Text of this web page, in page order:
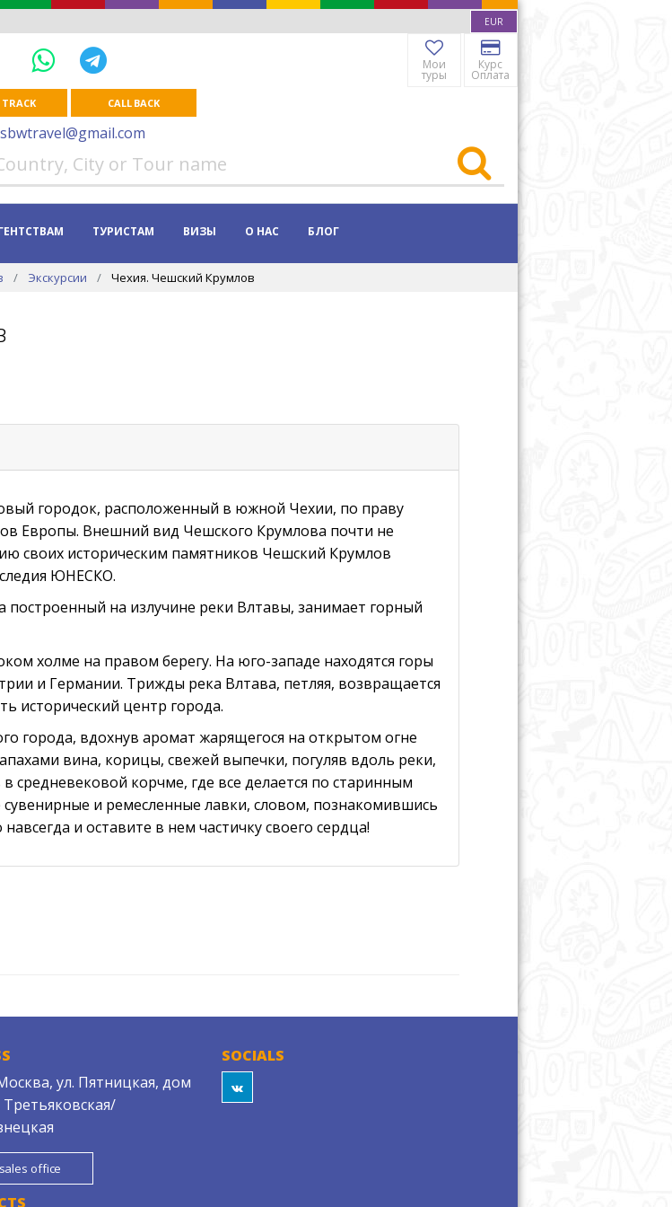
EUR
CALL BACK
Мои
туры
Курс
Оплата
ТУРИСТАМ ВИЗЫ О НАС БЛОГ
Экскурсии Чехия. Чешский Крумлов
городок, расположенный в южной Чехии, по праву
Европы. Внешний вид Чешского Крумлова почти не
своих историческим памятников Чешский Крумлов
ЮНЕСКО.
на излучине реки Влтавы, занимает горный
холме на правом берегу. На юго-западе находятся горы
и Германии. Трижды река Влтава, петляя, возвращается
исторический центр города.
города, вдохнув аромат жарящегося на открытом огне
вина, корицы, свежей выпечки, погуляв вдоль реки,
средневековой корчме, где все делается по старинным
и ремесленные лавки, словом, познакомившись
и оставите в нем частичку своего сердца!
ул. Пятницкая, дом
Третьяковская/
office
SOCIALS